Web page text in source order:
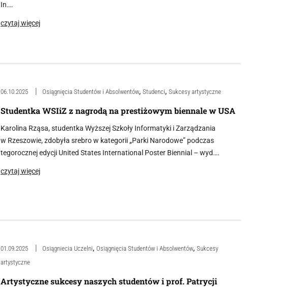
In….
czytaj więcej
06.10.2025 Osiągnięcia Studentów i Absolwentów,Studenci,Sukcesy artystyczne
Studentka WSIiZ z nagrodą na prestiżowym biennale w USA
Karolina Rząsa, studentka Wyższej Szkoły Informatyki i Zarządzania
w Rzeszowie, zdobyła srebro w kategorii „Parki Narodowe” podczas
tegorocznej edycji United States International Poster Biennial – wyd….
czytaj więcej
01.09.2025 Osiągniecia Uczelni,Osiągnięcia Studentów i Absolwentów,Sukcesy
artystyczne
Artystyczne sukcesy naszych studentów i prof. Patrycji